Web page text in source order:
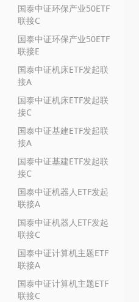
国泰中证环保产业50ETF
联接C
国泰中证环保产业50ETF
联接E
国泰中证机床ETF发起联
接A
国泰中证机床ETF发起联
接C
国泰中证基建ETF发起联
接A
国泰中证基建ETF发起联
接C
国泰中证机器人ETF发起
联接A
国泰中证机器人ETF发起
联接C
国泰中证计算机主题ETF
联接A
国泰中证计算机主题ETF
联接C